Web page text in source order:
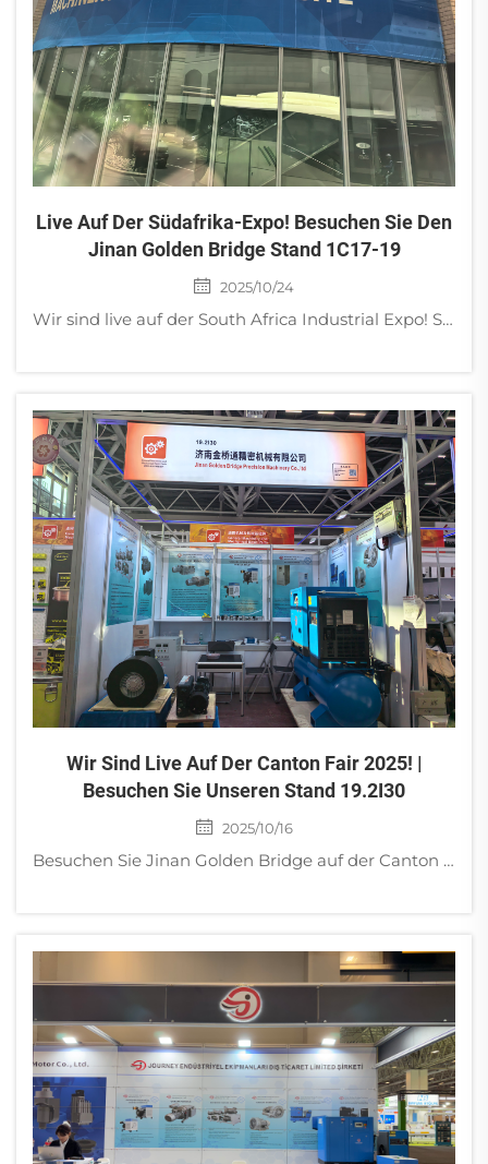
Live Auf Der Südafrika-Expo! Besuchen Sie Den
Jinan Golden Bridge Stand 1C17-19
2025/10/24
Wir sind live auf der South Africa Industrial Expo! Sehen Sie industrielle Vakuumpumpen, Luftkompressoren und Spannungsstabilisatoren in Aktion. Besuchen Sie Stand 1C17-19, Halle 1 für Live-Demos und Fachvorträge. 23.–25. Oktober, Sandton Convention Centre.
Wir Sind Live Auf Der Canton Fair 2025! |
Besuchen Sie Unseren Stand 19.2I30
2025/10/16
Besuchen Sie Jinan Golden Bridge auf der Canton Fair 2025! Sehen Sie unsere Vortex-Vakuumpumpen, trockenlaufende Drehschieberpumpen, frequenzgeregelte Vakuumpumpen, Schraubenkompressoren und mehr. Live-Demonstrationen am Stand 19.2I30. Erhalten Sie maßgeschneiderte Lösungen für Ihr Unternehmen!